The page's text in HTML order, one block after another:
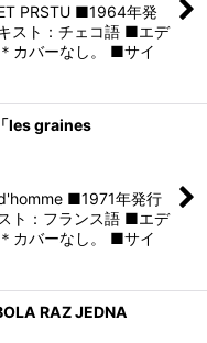
PRSTU ■1964年発
スト：チェコ語 ■エデ
カバーなし。 ■サイ
les graines
■1971年発行
ト：フランス語 ■エデ
カバーなし。 ■サイ
RAZ JEDNA